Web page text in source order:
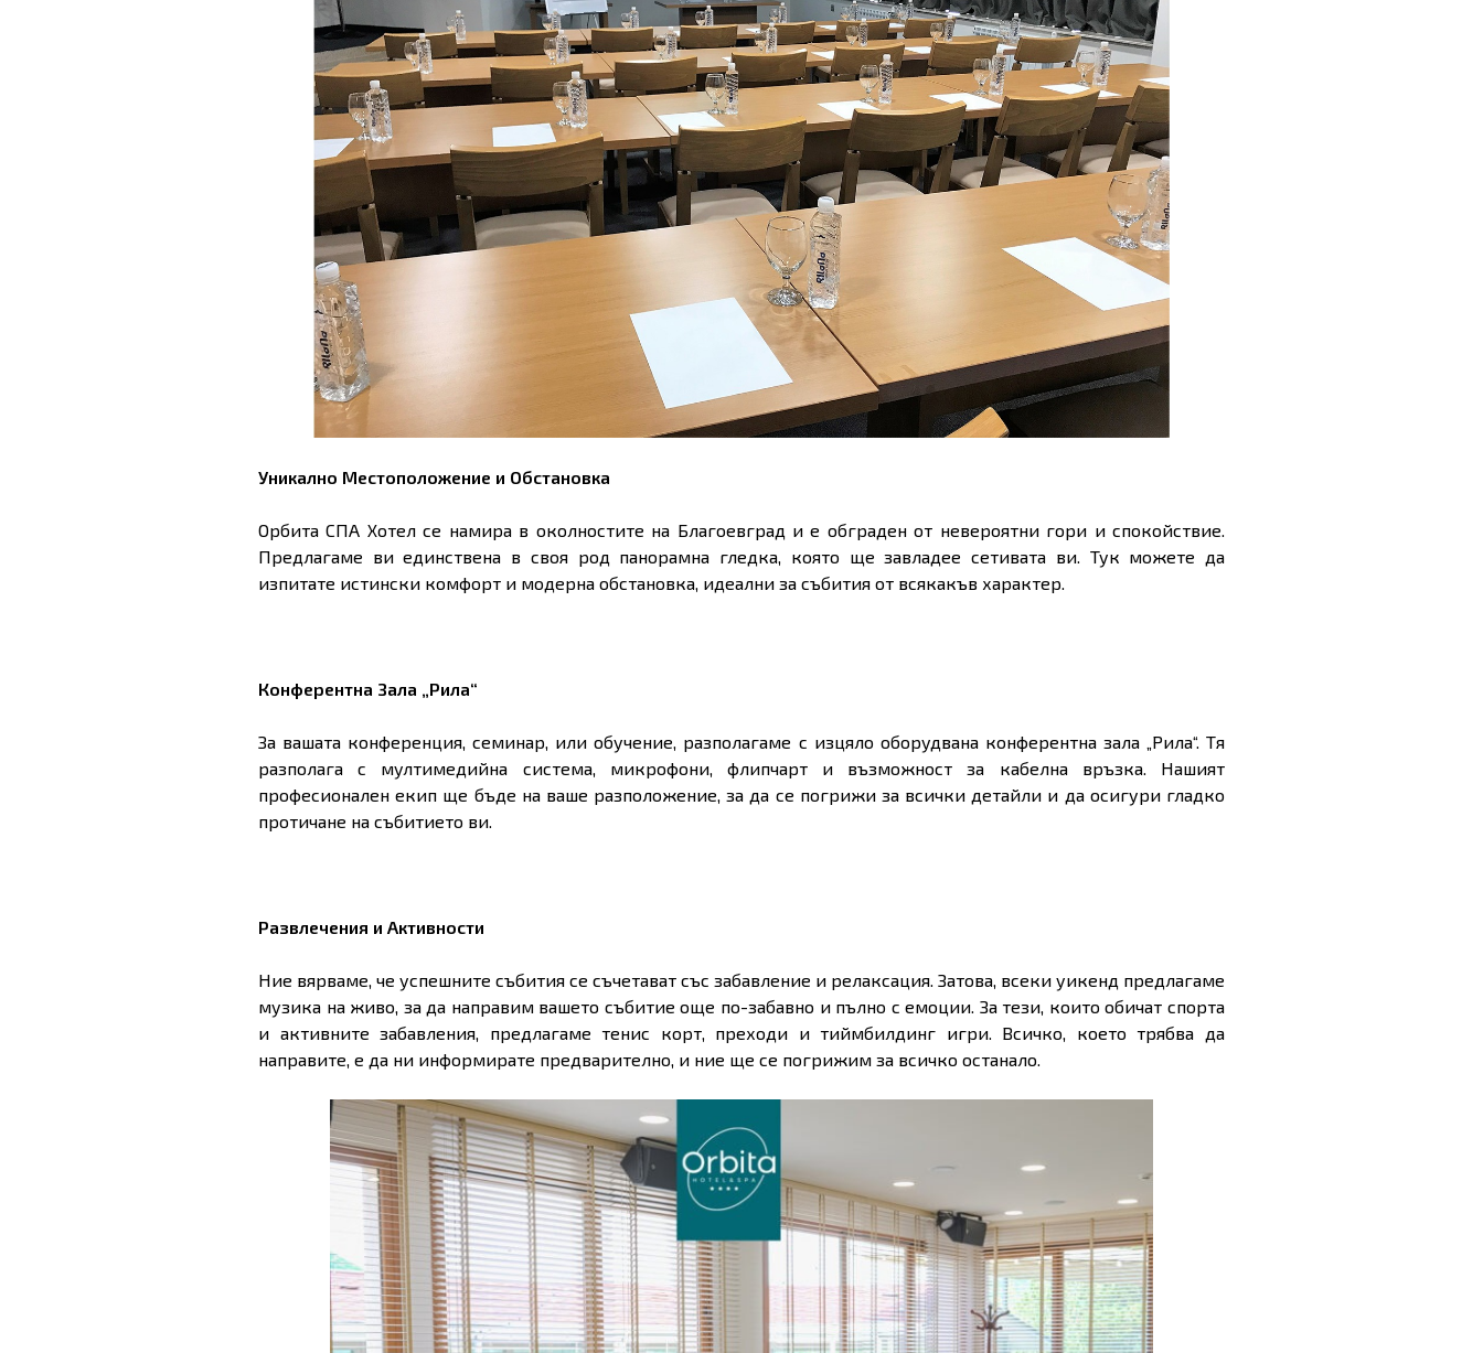
Уникално Местоположение и Обстановка
Орбита СПА Хотел се намира в околностите на Благоевград и е обграден от невероятни гори и спокойствие.
Предлагаме ви единствена в своя род панорамна гледка, която ще завладее сетивата ви. Тук можете да
изпитате истински комфорт и модерна обстановка, идеални за събития от всякакъв характер.
Конферентна Зала „Рила“
За вашата конференция, семинар, или обучение, разполагаме с изцяло оборудвана конферентна зала „Рила“. Тя
разполага с мултимедийна система, микрофони, флипчарт и възможност за кабелна връзка. Нашият
професионален екип ще бъде на ваше разположение, за да се погрижи за всички детайли и да осигури гладко
протичане на събитието ви.
Развлечения и Активности
Ние вярваме, че успешните събития се съчетават със забавление и релаксация. Затова, всеки уикенд предлагаме
музика на живо, за да направим вашето събитие още по-забавно и пълно с емоции. За тези, които обичат спорта
и активните забавления, предлагаме тенис корт, преходи и тиймбилдинг игри. Всичко, което трябва да
направите, е да ни информирате предварително, и ние ще се погрижим за всичко останало.